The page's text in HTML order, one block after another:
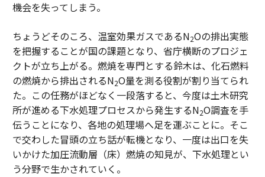
機会を失ってしまう。
ちょうどそのころ、温室効果ガスであるN2Oの排出実態
を把握することが国の課題となり、省庁横断のプロジェ
クトが立ち上がる。燃焼を専門とする鈴木は、化石燃料
の燃焼から排出されるN2O量を測る役割が割り当てられ
た。この任務がほどなく一段落すると、今度は土木研究
所が進める下水処理プロセスから発生するN2O調査を手
伝うことになり、各地の処理場へ足を運ぶことに。そこ
で交わした冒頭の立ち話が転機となり、一度は出口を失
いかけた加圧流動層（床）燃焼の知見が、下水処理とい
う分野で生かされていく。